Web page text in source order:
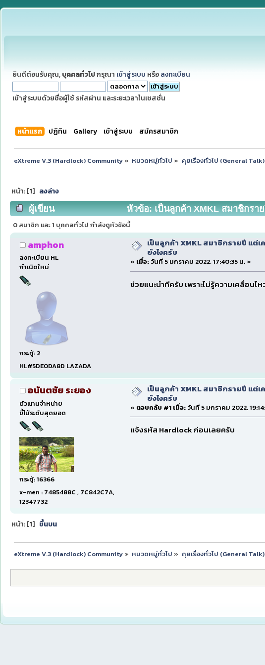
ยินดีต้อนรับคุณ, บุคคลทั่วไปกรุณา เข้าสู่ระบบ หรือ ลงทะเบียน
เข้าสู่ระบบด้วยชื่อผู้ใช้ รหัสผ่าน และระยะเวลาในเซสชั่น
หน้าแรก ปฏิทิน Gallery เข้าสู่ระบบ สมัครสมาชิก
eXtreme V.3 (Hardlock) Community» หมวดหมู่ทั่วไป » คุยเรื่องทั่วไป (General Talk)
หน้า: [1] ลงล่าง
ผู้เขียน หัวข้อ: เป็นลูกค้า XMKL สมาชิกรา
0 สมาชิก และ 1 บุคคลทั่วไป กำลังดูหัวข้อนี้
amphon
ลงทะเบียน HL
กำเนิดใหม่
กระทู้: 2
HL#5DE0DA8D LAZADA
เป็นลูกค้า XMKL สมาชิกรายปี แต่
ยังไงครับ
« เมื่อ: วันที่ 5 มกราคม 2022, 17:40:35 น. »
ช่วยแนะนำทีครับ เพราะไม่รู้ความเคลื่อนไ
อนันตชัย ระยอง
ตัวแทนจำหน่าย
ขี้โม้ระดับสุดยอด
กระทู้: 16366
x-men : 7485488C , 7C842C7A,
12347732
เป็นลูกค้า XMKL สมาชิกรายปี แต่
ยังไงครับ
« ตอบกลับ #1 เมื่อ: วันที่ 5 มกราคม 2022,
แจ้งรหัส Hardlock ก่อนเลยครับ
หน้า: [1] ขึ้นบน
eXtreme V.3 (Hardlock) Community» หมวดหมู่ทั่วไป » คุยเรื่องทั่วไป (General Talk)